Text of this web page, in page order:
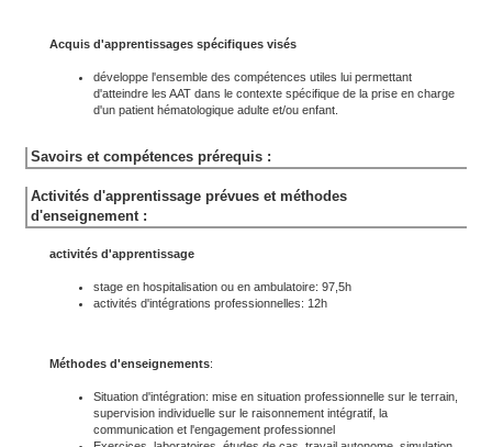
Acquis d'apprentissages spécifiques visés
développe l'ensemble des compétences utiles lui permettant
d'atteindre les AAT dans le contexte spécifique de la prise en charge
d'un patient hématologique adulte et/ou enfant.
Savoirs et compétences prérequis :
Activités d'apprentissage prévues et méthodes
d'enseignement :
activités d'apprentissage
stage en hospitalisation ou en ambulatoire: 97,5h
activités d'intégrations professionnelles: 12h
Méthodes d'enseignements:
Situation d'intégration: mise en situation professionnelle sur le terrain,
supervision individuelle sur le raisonnement intégratif, la
communication et l'engagement professionnel